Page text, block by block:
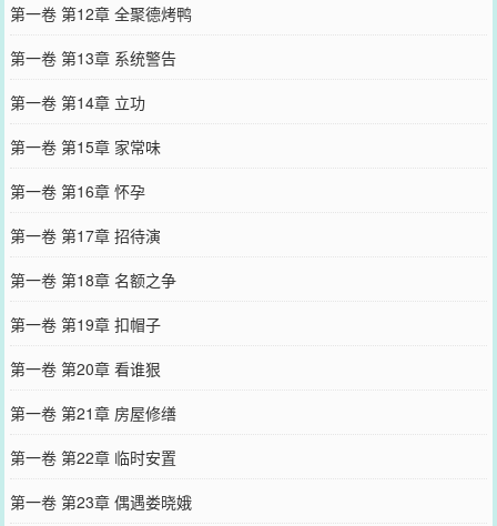
第一卷 第12章 全聚德烤鸭
第一卷 第13章 系统警告
第一卷 第14章 立功
第一卷 第15章 家常味
第一卷 第16章 怀孕
第一卷 第17章 招待演
第一卷 第18章 名额之争
第一卷 第19章 扣帽子
第一卷 第20章 看谁狠
第一卷 第21章 房屋修缮
第一卷 第22章 临时安置
第一卷 第23章 偶遇娄晓娥